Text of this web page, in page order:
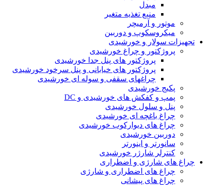
مبدل
منبع تغذیه متغیر
موتور و آرمیچر
میکروسکوپ و دوربین
تجهیزات سولار و خورشیدی
پروژکتور و چراغ خورشیدی
پروژکتور های پنل جدا خورشیدی
پروژکتور های خیابانی و پنل سرخود خورشیدی
چراغهای سقفی و سوله ای خورشیدی
پکیج خورشیدی
پمپ و کفکش های خورشیدی و DC
پنل و سلول خورشیدی
چراغ باغچه ای خورشیدی
چراغ های دیوارکوب خورشیدی
دوربین خورشیدی
سانورتر و اینورتر
کنترلر شارژر خورشیدی
چراغ های شارژی و اضطراری
چراغ های اضطراری و شارژی
چراغ های پیشانی